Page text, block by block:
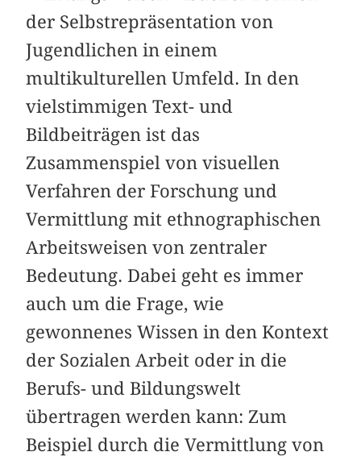
der Selbstrepräsentation von
Jugendlichen in einem
multikulturellen Umfeld. In den
vielstimmigen Text- und
Bildbeiträgen ist das
Zusammenspiel von visuellen
Verfahren der Forschung und
Vermittlung mit ethnographischen
Arbeitsweisen von zentraler
Bedeutung. Dabei geht es immer
auch um die Frage, wie
gewonnenes Wissen in den Kontext
der Sozialen Arbeit oder in die
Berufs- und Bildungswelt
übertragen werden kann: Zum
Beispiel durch die Vermittlung von